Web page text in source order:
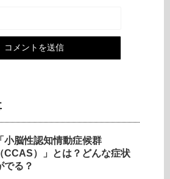
「小脳性認知情動症候群
（CCAS）」とは？どんな症状
でる？